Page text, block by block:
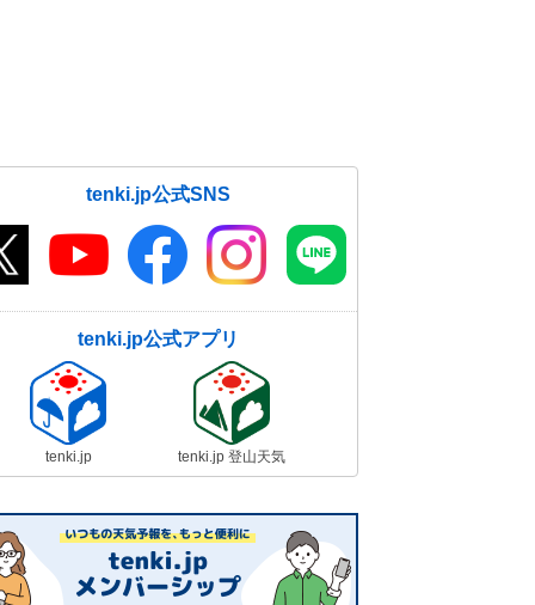
tenki.jp公式SNS
tenki.jp公式アプリ
tenki.jp tenki.jp 登山天気